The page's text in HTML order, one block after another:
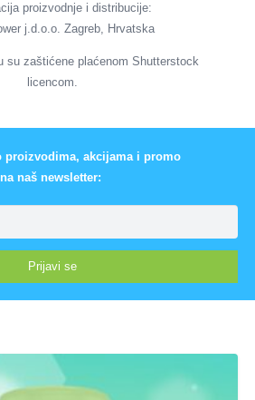
proizvodnje i distribucije:
j.d.o.o. Zagreb, Hrvatska
su zaštićene plaćenom Shutterstock
licencom.
akcijama i promo
naš newsletter:
Prijavi se